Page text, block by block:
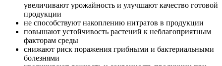
увеличивают урожайность и улучшают качество готовой
продукции
не способствуют накоплению нитратов в продукции
повышают устойчивость растений к неблагоприятным
факторам среды
снижают риск поражения грибными и бактериальными
болезнями